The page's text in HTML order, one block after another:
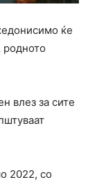
ќе
влез за сите
2022, со